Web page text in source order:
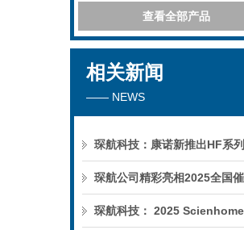
查看全部产品
相关新闻
—— NEWS